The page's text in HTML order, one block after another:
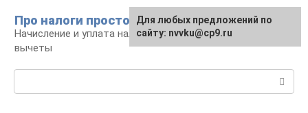
контенту
Про налоги просто
Начисление и уплата налогов, налоговые
вычеты
Для любых предложений по
сайту: nvvku@cp9.ru